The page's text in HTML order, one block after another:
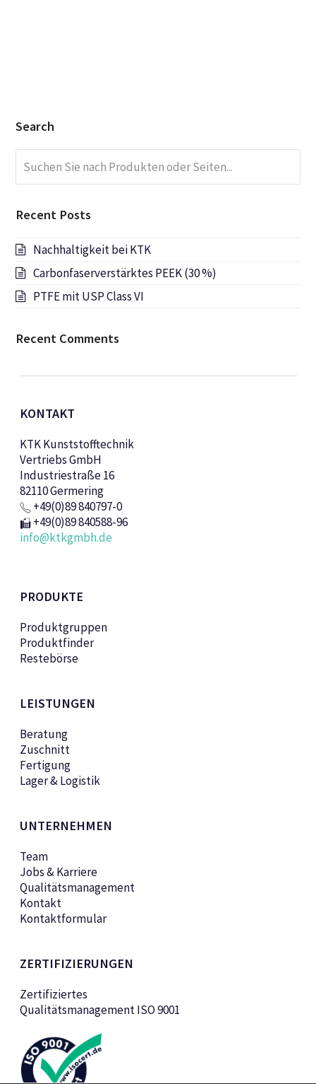
Search
Sie
nach
oder
Recent Posts
Nachhaltigkeit bei KTK
Carbonfaserverstärktes PEEK (30 %)
PTFE mit USP Class VI
Recent Comments
KONTAKT
KTK Kunststofftechnik
Vertriebs GmbH
Industriestraße 16
82110 Germering
+49(0)89 840797-0
+49(0)89 840588-96
info@ktkgmbh.de
PRODUKTE
Produktgruppen
Produktfinder
Restebörse
LEISTUNGEN
Beratung
Zuschnitt
Fertigung
Lager & Logistik
UNTERNEHMEN
Team
Jobs & Karriere
Qualitätsmanagement
Kontakt
Kontaktformular
ZERTIFIZIERUNGEN
Zertifiziertes
Qualitätsmanagement ISO 9001